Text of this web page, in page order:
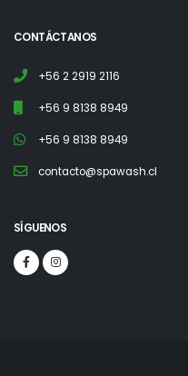
CONTÁCTANOS
+56 2 2919 2116
+56 9 8138 8949
+56 9 8138 8949
contacto@spawash.cl
SÍGUENOS